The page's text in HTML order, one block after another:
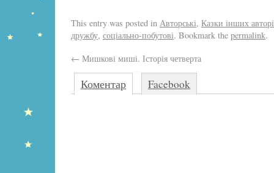
This entry was posted in Авторські, Казки інших
дружбу, соціально-побутові. Bookmark the permalink.
← Мишкові миші. Історія четверта
Коментар Facebook